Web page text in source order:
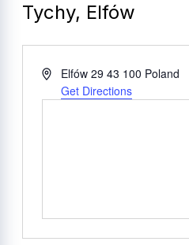
Tychy, Elfów
AdresElfów 29 43 100 Poland
Get Directions